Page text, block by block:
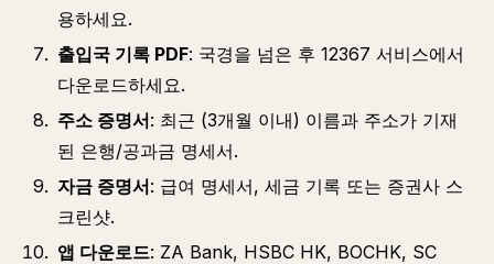
용하세요.
출입국 기록 PDF: 국경을 넘은 후 12367 서비스에서
다운로드하세요.
주소 증명서: 최근 (3개월 이내) 이름과 주소가 기재
된 은행/공과금 명세서.
자금 증명서: 급여 명세서, 세금 기록 또는 증권사 스
크린샷.
앱 다운로드: ZA Bank, HSBC HK, BOCHK, SC